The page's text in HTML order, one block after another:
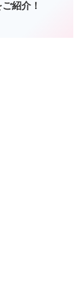
紹介！